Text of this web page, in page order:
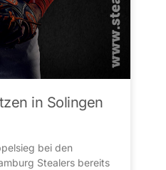
in Solingen
bei den
Stealers bereits